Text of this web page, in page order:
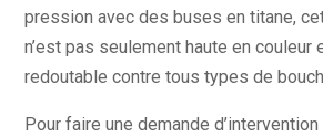
pression avec des buses en titane,
n’est pas seulement haute en couleur
redoutable contre tous types de
Pour faire une demande d’intervention